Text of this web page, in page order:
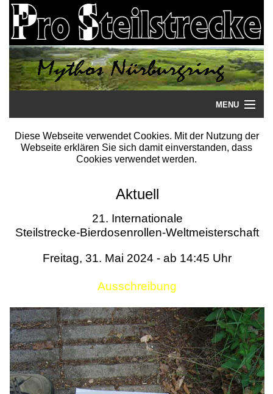
MENU
Startseite
Literatur
Termine
Diese Webseite verwendet Cookies. Mit der Nutzung der
Webseite erklären Sie sich damit einverstanden, dass
Cookies verwendet werden.
Aktuell
21. Internationale
Steilstrecke-Bierdosenrollen-Weltmeisterschaft
Freitag, 31. Mai 2024 - ab 14:45 Uhr
Ausschreibung